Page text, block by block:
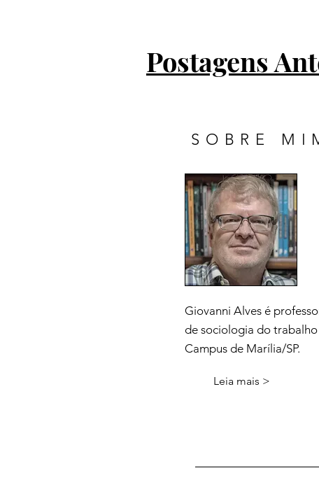
Postagens
SOBRE
Giovanni Alves é
de sociologia do trabalho
Campus de Marília/SP.
Leia mais >